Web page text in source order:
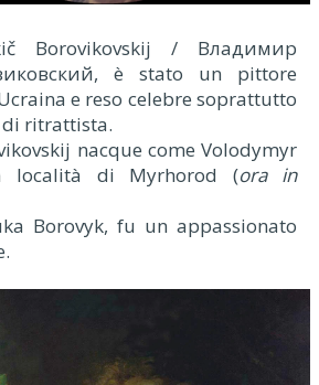
Borovikovskij / Владимир
è stato un pittore
e reso celebre soprattutto
ritrattista.
nacque come Vоlоdymyr
località di Myrhorod (ora in
Borovyk, fu un appassionato